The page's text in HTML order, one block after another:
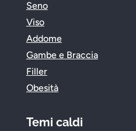
Seno
Viso
Addome
Gambe e Braccia
Filler
Obesità
Temi caldi